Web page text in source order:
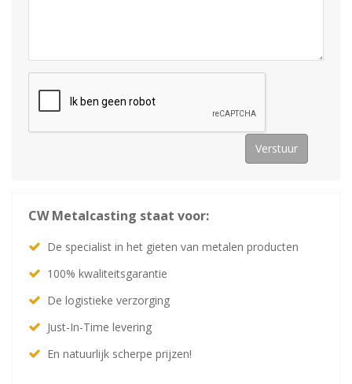
Verstuur
CW Metalcasting staat voor:
De specialist in het gieten van metalen producten
100% kwaliteitsgarantie
De logistieke verzorging
Just-In-Time levering
En natuurlijk scherpe prijzen!